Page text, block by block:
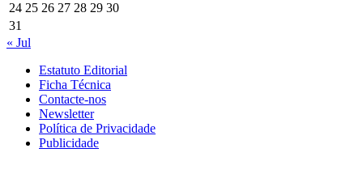
24 25 26 27 28 29 30
31
« Jul
Estatuto Editorial
Ficha Técnica
Contacte-nos
Newsletter
Política de Privacidade
Publicidade